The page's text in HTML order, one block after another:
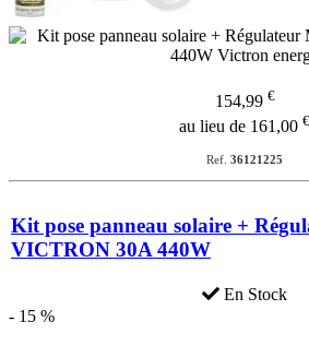
154,99 €
au lieu de 161,00 €
Ref. 36121225
Kit pose panneau solaire +
VICTRON 30A 440W
En Stock
- 15 %